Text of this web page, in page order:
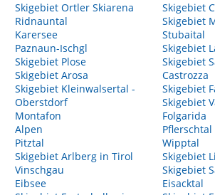
Skigebiet Ortler Skiarena
Ridnauntal
Karersee
Paznaun-Ischgl
Skigebiet Plose
Skigebiet Arosa
Skigebiet Kleinwalsertal -
Oberstdorf
Montafon
Alpen
Pitztal
Skigebiet Arlberg in Tirol
Vinschgau
Eibsee
Skigebiet
Skigebiet
Stubaital
Skigebiet
Skigebiet
Castrozza
Skigebiet
Skigebiet
Folgarida
Pflerschtal
Wipptal
Skigebiet
Skigebiet
Eisacktal